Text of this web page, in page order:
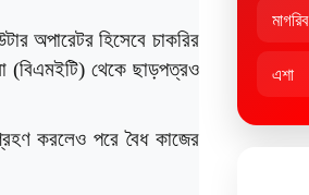
অপারেটর হিসেবে চাকরির
(বিএমইটি) থেকে ছাড়পত্রও
করলেও পরে বৈধ কাজের
মাগরিব
এশা